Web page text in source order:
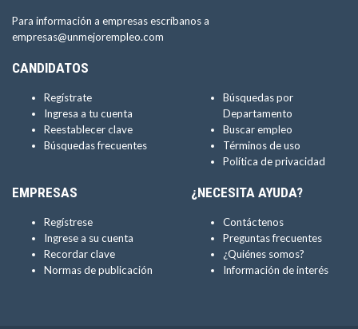
Para información a empresas escríbanos a
empresas@unmejorempleo.com
CANDIDATOS
Regístrate
Ingresa a tu cuenta
Reestablecer clave
Búsquedas frecuentes
Búsquedas por
Departamento
Buscar empleo
Términos de uso
Política de privacidad
EMPRESAS
Regístrese
Ingrese a su cuenta
Recordar clave
Normas de publicación
¿NECESITA AYUDA?
Contáctenos
Preguntas frecuentes
¿Quiénes somos?
Información de interés